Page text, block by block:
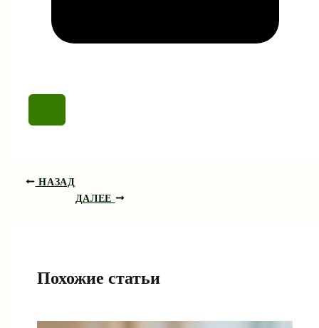
НАЗАД
ДАЛЕЕ
Похожие статьи